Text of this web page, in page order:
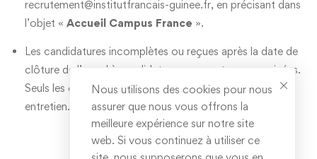
recrutement@institutfrancais-guinee.fr, en précisant dans
l’objet « Accueil Campus France ».
Les candidatures incomplètes ou reçues après la date de
clôture de l’appel à candidature ne seront pas examinées.
Seuls les candidats présélectionnés seront invités à un
entretien.
Nous utilisons des cookies pour nous
assurer que nous vous offrons la
meilleure expérience sur notre site
web. Si vous continuez à utiliser ce